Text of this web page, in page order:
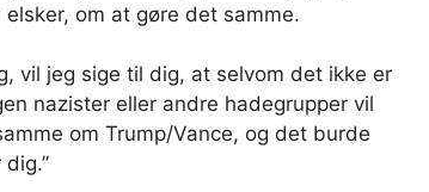
om at gøre det samme.
vil jeg sige til dig, at selvom det ikke er
nazister eller andre hadegrupper vil
om Trump/Vance, og det burde